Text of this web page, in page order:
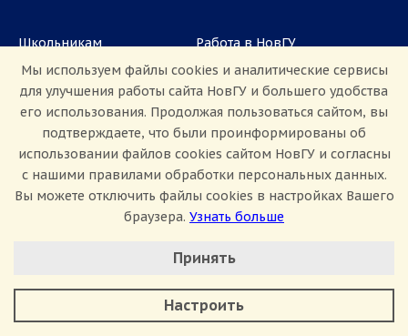
Школьникам
Наука
СМИ
Работа в НовГУ
Партнёрам
ул. Большая Санкт-Петербургская, 41, каб.
1101, 1103
Мы используем файлы cookies и аналитические сервисы
для улучшения работы сайта НовГУ и большего удобства
его использования. Продолжая пользоваться сайтом, вы
подтверждаете, что были проинформированы об
использовании файлов cookies сайтом НовГУ и согласны
с нашими правилами обработки персональных данных.
Вы можете отключить файлы cookies в настройках Вашего
браузера. Узнать больше
Минимальные
Аналитические/Функциональные
Принять
Настроить